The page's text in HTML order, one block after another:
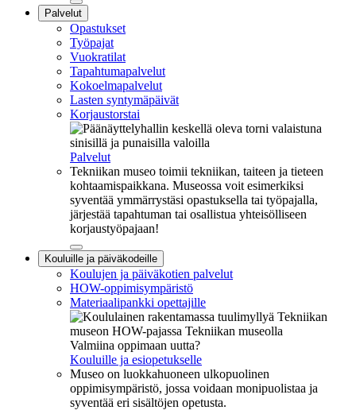
Sulje
alavalikko
Palvelut
Opastukset
Työpajat
Vuokratilat
Tapahtumapalvelut
Kokoelmapalvelut
Lasten syntymäpäivät
Korjaustorstai
Palvelut
Tekniikan museo toimii tekniikan, taiteen ja tieteen
kohtaamispaikkana. Museossa voit esimerkiksi
syventää ymmärrystäsi opastuksella tai työpajalla,
järjestää tapahtuman tai osallistua yhteisölliseen
korjaustyöpajaan!
Sulje
alavalikko
Kouluille ja päiväkodeille
Koulujen ja päiväkotien palvelut
HOW-oppimisympäristö
Materiaalipankki opettajille
Valmiina oppimaan uutta?
Kouluille ja esiopetukselle
Museo on luokkahuoneen ulkopuolinen
oppimisympäristö, jossa voidaan monipuolistaa ja
syventää eri sisältöjen opetusta.